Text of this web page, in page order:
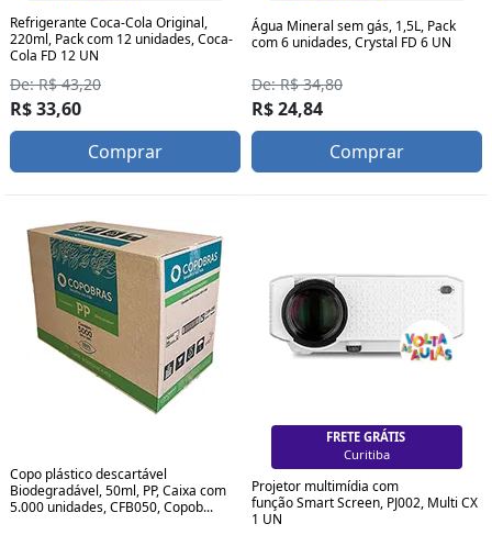
Refrigerante Coca-Cola Original,
220ml, Pack com 12 unidades, Coca-
Cola FD 12 UN
De: R$ 43,20
R$ 33,60
Comprar
Água Mineral sem gás, 1,5L, Pack
com 6 unidades, Crystal FD 6 UN
De: R$ 34,80
R$ 24,84
Comprar
Copo plástico descartável
Biodegradável, 50ml, PP, Caixa com
5.000 unidades, CFB050, Copob...
FRETE GRÁTIS
Curitiba
Projetor multimídia com
função Smart Screen, PJ002, Multi CX
1 UN